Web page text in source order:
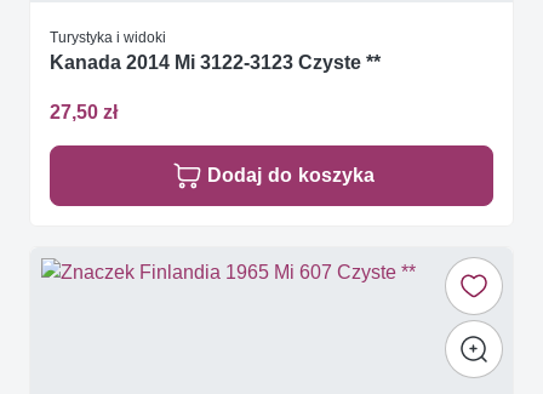
Turystyka i widoki
Kanada 2014 Mi 3122-3123 Czyste **
27,50 zł
Dodaj do koszyka